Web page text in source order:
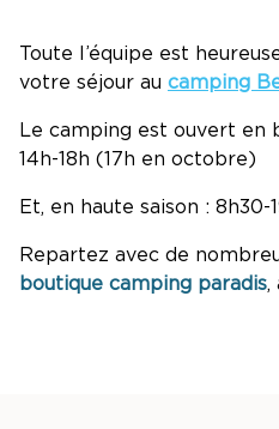
Toute l’équipe est
votre séjour au camping
Le camping est ouvert en
14h-18h (17h en octobre)
Et, en haute saison : 8h30-
Repartez avec de
boutique camping paradis,